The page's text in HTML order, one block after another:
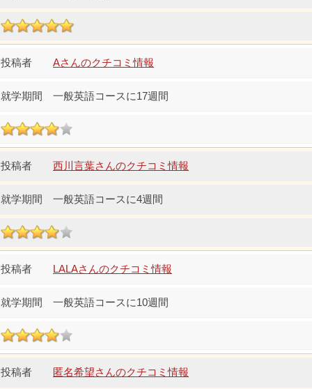
Aさんのクチコミ情報
一般英語コースに17週間
西川言葉さんのクチコミ情報
一般英語コースに4週間
LALAさんのクチコミ情報
一般英語コースに10週間
匿名希望さんのクチコミ情報